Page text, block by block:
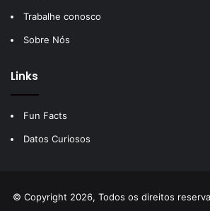
Trabalhe conosco
Sobre Nós
Links
Fun Facts
Datos Curiosos
© Copyright 2026, Todos os direitos